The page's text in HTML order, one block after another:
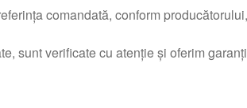
comandată, conform
sunt verificate cu atenție și oferim